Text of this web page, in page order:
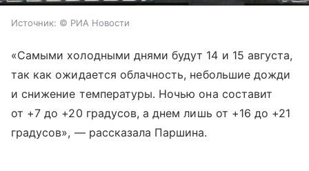
Источник: © РИА Новости
«Самыми холодными днями будут 14 и 15 августа,
так как ожидается облачность, небольшие дожди
и снижение температуры. Ночью она составит
от +7 до +20 градусов, а днем лишь от +16 до +21
градусов», — рассказала Паршина.